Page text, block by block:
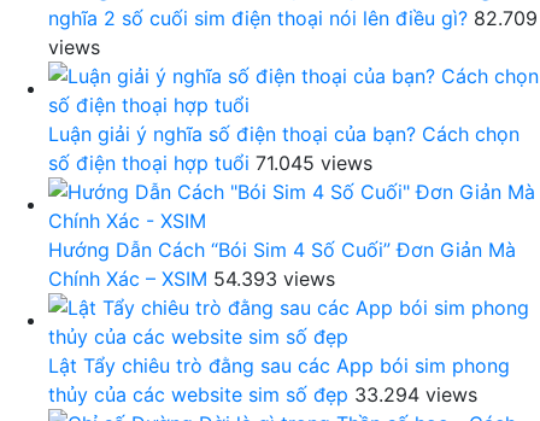
nghĩa 2 số cuối sim điện thoại nói lên điều gì? 82.709
views
Luận giải ý nghĩa số điện thoại của bạn? Cách chọn
số điện thoại hợp tuổi 71.045 views
Hướng Dẫn Cách “Bói Sim 4 Số Cuối” Đơn Giản Mà
Chính Xác – XSIM 54.393 views
Lật Tẩy chiêu trò đằng sau các App bói sim phong
thủy của các website sim số đẹp 33.294 views